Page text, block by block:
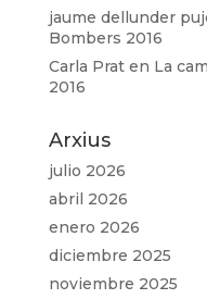
jaume dellunder
Bombers 2016
Carla Praten La
2016
Arxius
julio 2026
abril 2026
enero 2026
diciembre 2025
noviembre 2025